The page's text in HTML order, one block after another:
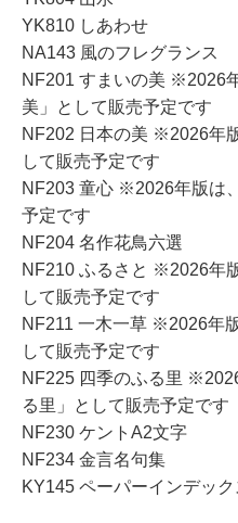
YK810 しあわせ
NA143 風のフレグランス
NF201 すまいの美 ※2026
美」として販売予定です
NF202 日本の美 ※2026年
して販売予定です
NF203 童心 ※2026年版は
予定です
NF204 名作花鳥六選
NF210 ふるさと ※2026年
して販売予定です
NF211 一木一草 ※2026年
して販売予定です
NF225 四季のふる里
る里」として販売予定です
NF230 ケントA2文字
NF234 金言名句集
KY145 ペーパーインデッ